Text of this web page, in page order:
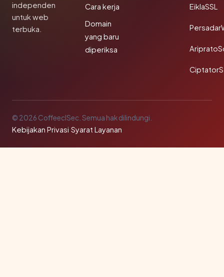
independen
untuk web
terbuka.
Cara kerja
Domain
yang baru
diperiksa
EiklaSSL
© 2026 CoffeeclSec. Semua hak dilindungi.
Kebijakan Privasi·Syarat Layanan